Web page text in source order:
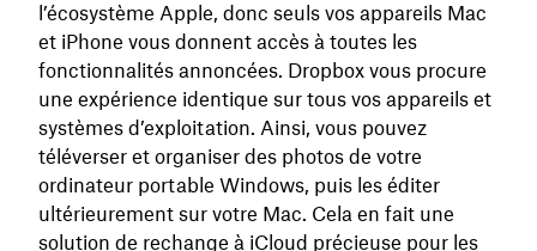
l’écosystème Apple, donc seuls vos appareils Mac
et iPhone vous donnent accès à toutes les
fonctionnalités annoncées. Dropbox vous procure
une expérience identique sur tous vos appareils et
systèmes d’exploitation. Ainsi, vous pouvez
téléverser et organiser des photos de votre
ordinateur portable Windows, puis les éditer
ultérieurement sur votre Mac. Cela en fait une
solution de rechange à iCloud précieuse pour les